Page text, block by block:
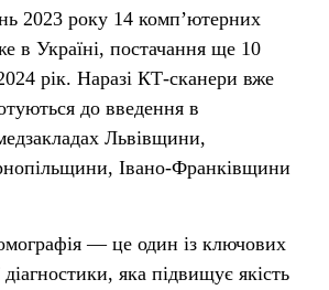
2023 року 14 комп’ютерних
в Україні, постачання ще 10
рік. Наразі КТ-сканери вже
до введення в
Львівщини,
Івано-Франківщини
— це один із ключових
діагностики, яка підвищує якість